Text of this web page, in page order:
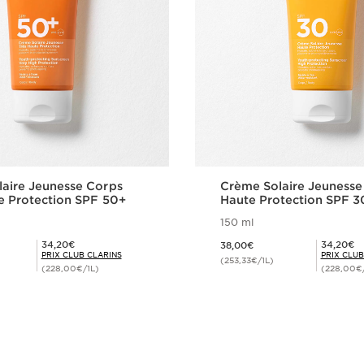
Jeunesse Corps
Protection SPF 50+
Prix Club Clarins 34,20€
34,20€
PRIX CLUB CLARINS
(228,00€/1L)
Crème Solaire
Haute Protection SPF
150 ml
38,00€
(253,33€/1L)
Prix Club Clarins 34,20€
34,20€
PRIX